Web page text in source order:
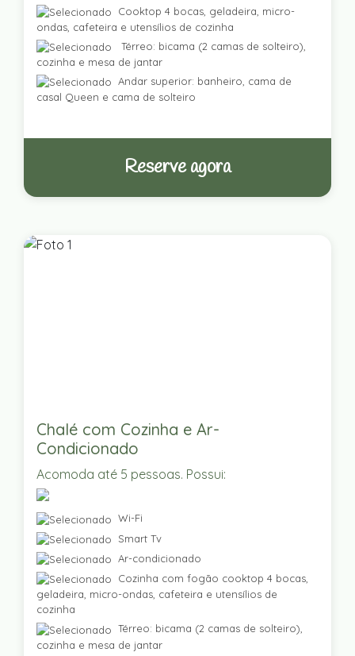
Cooktop 4 bocas, geladeira, micro-
ondas, cafeteira e utensílios de cozinha
Térreo: bicama (2 camas de solteiro),
cozinha e mesa de jantar
Andar superior: banheiro, cama de
casal Queen e cama de solteiro
Reserve agora
Chalé com Cozinha e Ar-
Condicionado
Acomoda até 5 pessoas. Possui:
Wi-Fi
Smart Tv
Ar-condicionado
Cozinha com fogão cooktop 4 bocas,
geladeira, micro-ondas, cafeteira e utensílios de
cozinha
Térreo: bicama (2 camas de solteiro),
cozinha e mesa de jantar